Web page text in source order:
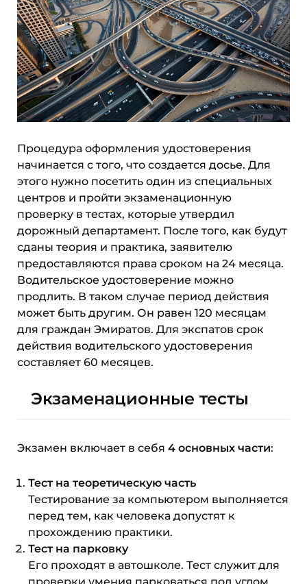
Процедура оформления удостоверения
начинается с того, что создается досье. Для
этого нужно посетить один из специальных
центров и пройти экзаменационную
проверку в тестах, которые утвердил
дорожный департамент. После того, как будут
сданы теория и практика, заявителю
предоставляются права сроком на 24 месяца.
Водительское удостоверение можно
продлить. В таком случае период действия
может быть другим. Он равен 120 месяцам
для граждан Эмиратов. Для экспатов срок
действия водительского удостоверения
составляет 60 месяцев.
Экзаменационные тесты
Экзамен включает в себя 4 основных части:
Тест на теоретическую часть
Тестирование за компьютером выполняется
перед тем, как человека допустят к
прохождению практики.
Тест на парковку
Его проходят в автошколе. Тест служит для
проверки умения парковаться под углом,